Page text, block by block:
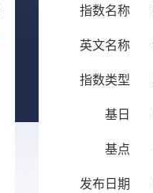
指数名称
英文名称
指数类型
基日
基点
发布日期